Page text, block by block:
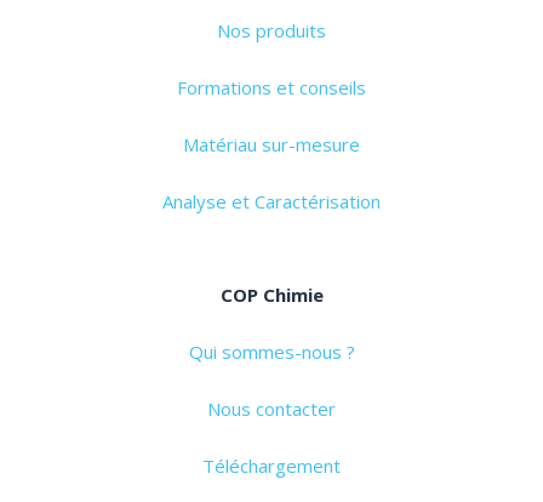
Nos produits
Formations et conseils
Matériau sur-mesure
Analyse et Caractérisation
COP Chimie
Qui sommes-nous ?
Nous contacter
Téléchargement